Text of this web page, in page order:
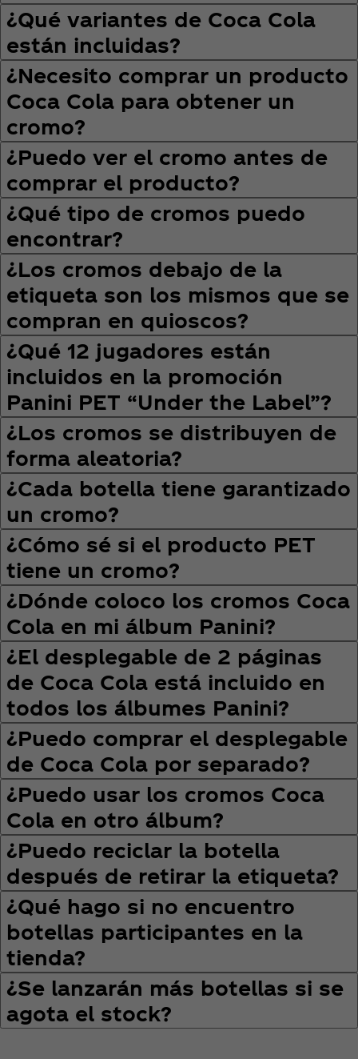
¿Qué variantes de Coca Cola
están incluidas?
¿Necesito comprar un producto
Coca Cola para obtener un
cromo?
¿Puedo ver el cromo antes de
comprar el producto?
¿Qué tipo de cromos puedo
encontrar?
¿Los cromos debajo de la
etiqueta son los mismos que se
compran en quioscos?
¿Qué 12 jugadores están
incluidos en la promoción
Panini PET “Under the Label”?
¿Los cromos se distribuyen de
forma aleatoria?
¿Cada botella tiene garantizado
un cromo?
¿Cómo sé si el producto PET
tiene un cromo?
¿Dónde coloco los cromos Coca
Cola en mi álbum Panini?
¿El desplegable de 2 páginas
de Coca Cola está incluido en
todos los álbumes Panini?
¿Puedo comprar el desplegable
de Coca Cola por separado?
¿Puedo usar los cromos Coca
Cola en otro álbum?
¿Puedo reciclar la botella
después de retirar la etiqueta?
¿Qué hago si no encuentro
botellas participantes en la
tienda?
¿Se lanzarán más botellas si se
agota el stock?